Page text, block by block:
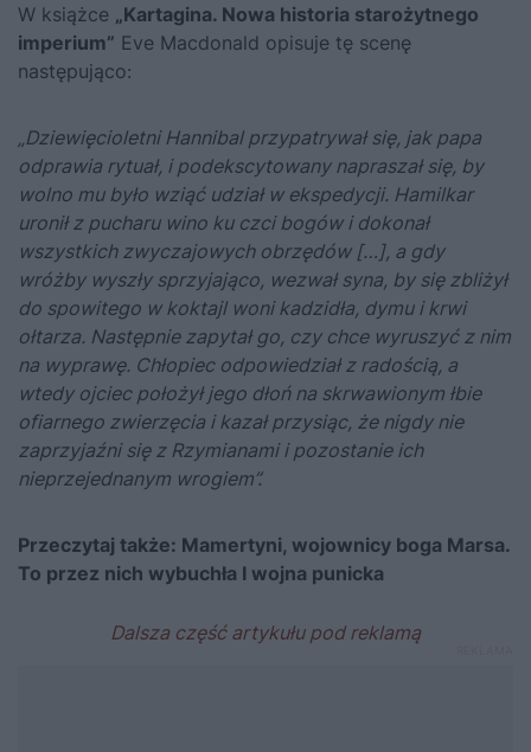
W książce „Kartagina. Nowa historia starożytnego
imperium” Eve Macdonald opisuje tę scenę
następująco:
„Dziewięcioletni Hannibal przypatrywał się, jak papa
odprawia rytuał, i podekscytowany napraszał się, by
wolno mu było wziąć udział w ekspedycji. Hamilkar
uronił z pucharu wino ku czci bogów i dokonał
wszystkich zwyczajowych obrzędów […], a gdy
wróżby wyszły sprzyjająco, wezwał syna, by się zbliżył
do spowitego w koktajl woni kadzidła, dymu i krwi
ołtarza. Następnie zapytał go, czy chce wyruszyć z nim
na wyprawę. Chłopiec odpowiedział z radością, a
wtedy ojciec położył jego dłoń na skrwawionym łbie
ofiarnego zwierzęcia i kazał przysiąc, że nigdy nie
zaprzyjaźni się z Rzymianami i pozostanie ich
nieprzejednanym wrogiem”.
Przeczytaj także: Mamertyni, wojownicy boga Marsa.
To przez nich wybuchła I wojna punicka